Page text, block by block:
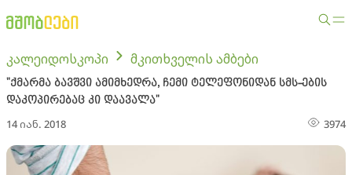
კალეიდოსკოპი მკითხველის ამბები
"ქმარმა ბავშვი ამიმხედრა, ჩემი ტელეფონიდან სმს-ების
დაკოპირებაც კი დაავალა"
14 იან. 2018 3974